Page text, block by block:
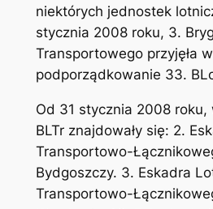
niektórych jednostek
stycznia 2008 roku, 3.
Transportowego przyjęła
podporządkowanie 33.
Od 31 stycznia 2008 roku,
BLTr znajdowały się: 2.
Transportowo-
Bydgoszczy. 3. Eskadra
Transportowo-